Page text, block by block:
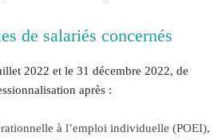
de salariés concernés
2022 et le 31 décembre 2022, de
après :
à l’emploi individuelle (POEI),